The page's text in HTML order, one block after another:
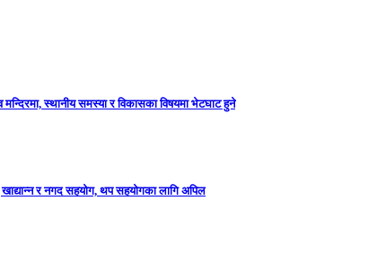
स्थानीय समस्या र विकासका विषयमा भेटघाट हुने
खाद्यान्न र नगद सहयोग, थप सहयोगका लागि अपिल